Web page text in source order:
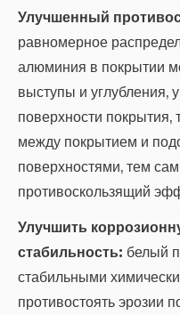
Улучшенный
равномерное
алюминия в покрытии
выступы и углубления,
поверхности
между покрытием и
поверхностями, тем
противоскользящий
Улучшить
стабильность: белый
стабильными
противостоять эрозии